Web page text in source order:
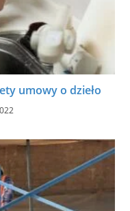
umowy o dzieło